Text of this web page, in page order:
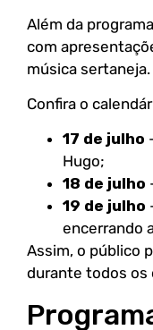
Além da
com
música sertaneja.
Confira o
17 de julho
Hugo;
18 de julho
19 de julho
encerrando
Assim, o público
durante todos os